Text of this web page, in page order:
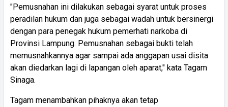
"Pemusnahan ini dilakukan sebagai syarat untuk proses
peradilan hukum dan juga sebagai wadah untuk bersinergi
dengan para penegak hukum pemerhati narkoba di
Provinsi Lampung. Pemusnahan sebagai bukti telah
memusnahkannya agar sampai ada anggapan usai disita
akan diedarkan lagi di lapangan oleh aparat," kata Tagam
Sinaga.
Tagam menambahkan pihaknya akan tetap